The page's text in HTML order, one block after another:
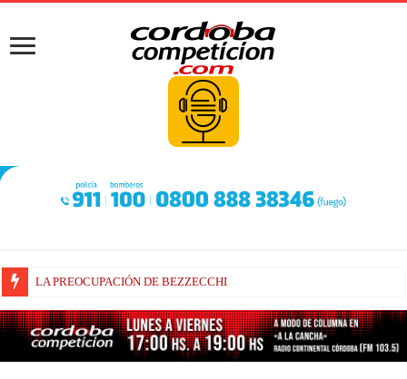
LA PREOCUPACIÓN DE BEZZECCHI
BEZZECCHI, RECUPERADO Y VELOZ